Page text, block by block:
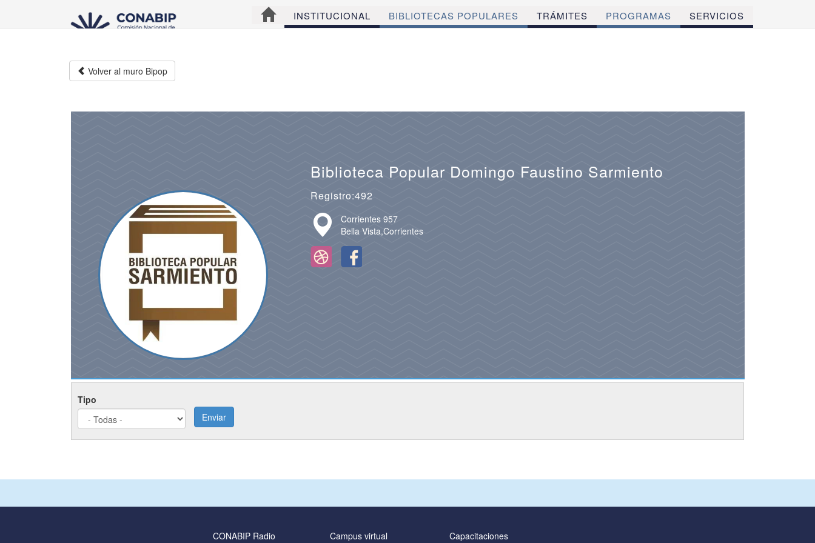
INSTITUCIONAL BIBLIOTECAS POPULARES TRÁMITES PROGRAMAS SERVICIOS
Volver al muro Bipop
Biblioteca Popular Domingo Faustino Sarmiento
Registro:492
Corrientes 957
Bella Vista,Corrientes
Tipo
Enviar
CONABIP Radio Campus virtual Capacitaciones